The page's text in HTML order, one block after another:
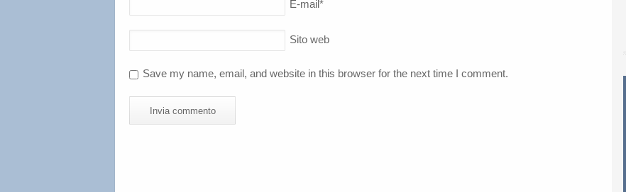
E-mail*
Sito web
Save my name, email, and website in this browser for the next time I comment.